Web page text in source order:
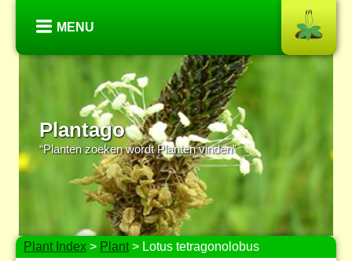
MENU
Plantago
“Planten zoeken wordt Planten vinden”
Plant Index > Plant> Lotus tetragonolobus